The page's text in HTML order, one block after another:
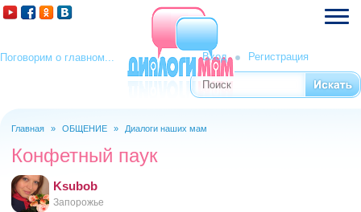
Поговорим о главном... Вход Регистрация
Форма поиска
Поиск
Главная » ОБЩЕНИЕ » Диалоги наших мам
Конфетный паук
Ksubob
Запорожье